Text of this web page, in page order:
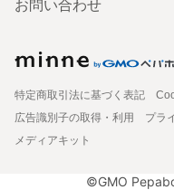
お問い合わせ
特定商取引法に基づく表記
広告識別子の取得・利用
プラ
メディアキット
©GMO